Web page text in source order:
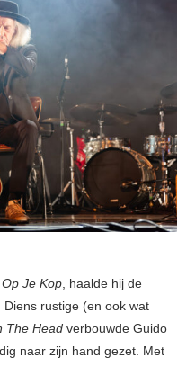
Je Kop, haalde hij de
Diens rustige (en ook wat
The Head verbouwde Guido
naar zijn hand gezet. Met